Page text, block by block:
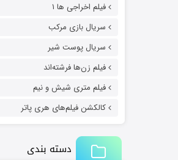
فیلم اخراجی ها ۱
سریال بازی مرکب
سریال پوست شیر
فیلم زن‌ها فرشته‌اند
فیلم متری شیش و نیم
کالکشن فیلم‌های هری پاتر
دسته بندی